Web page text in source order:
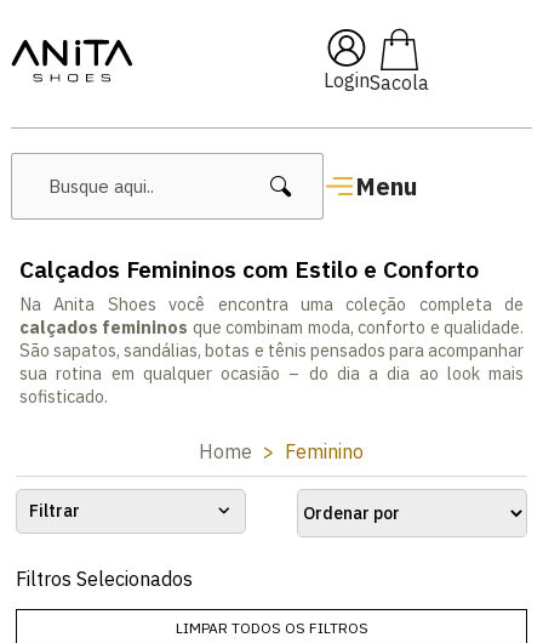
Login
Menu
Pai10
Calçados Femininos com Estilo e Conforto
Na Anita Shoes você encontra uma coleção completa de
calçados femininos que combinam moda, conforto e qualidade.
São sapatos, sandálias, botas e tênis pensados para acompanhar
sua rotina em qualquer ocasião – do dia a dia ao look mais
sofisticado.
Home Feminino
Filtrar
Filtros Selecionados
LIMPAR TODOS OS FILTROS